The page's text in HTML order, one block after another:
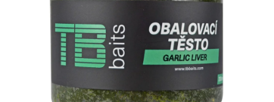
Tašky a obaly